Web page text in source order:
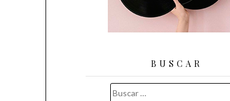
BUSCAR
Buscar: